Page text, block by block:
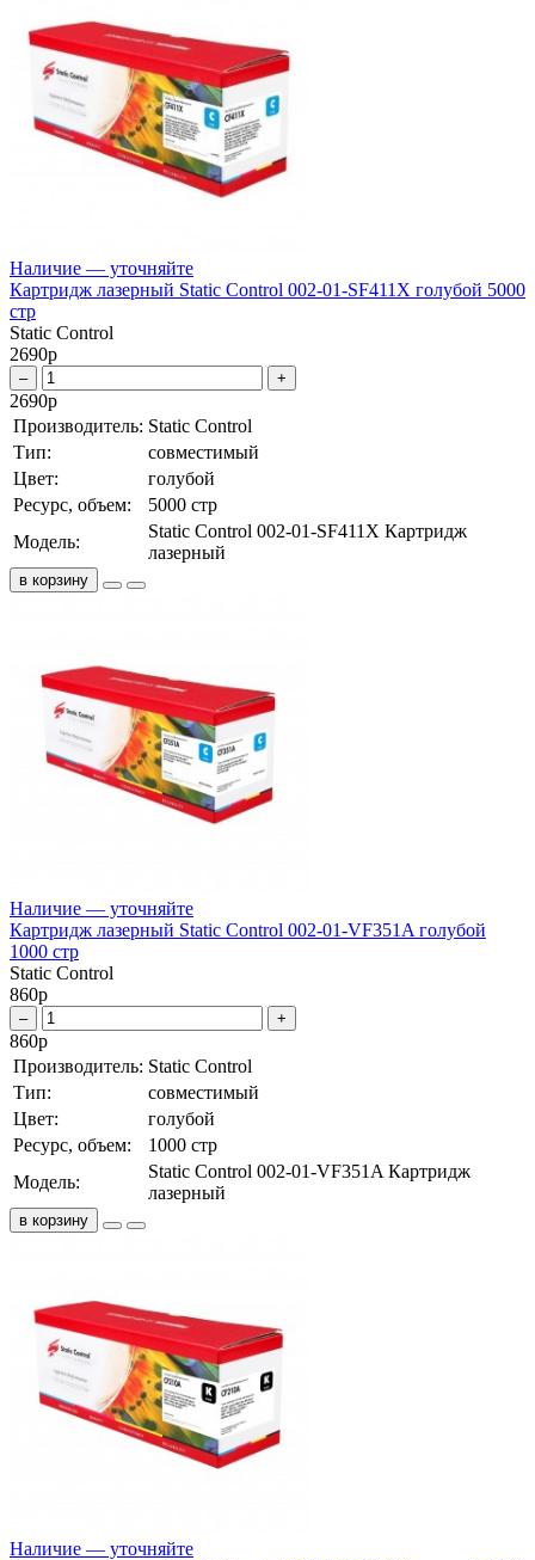
Наличие — уточняйте
Картридж лазерный Static Control 002-01-SF411X голубой 5000
стр
Static Control
2690р
– +
2690р
Производитель: Static Control
Тип:
совместимый
Цвет:
голубой
Ресурс, объем:
5000 стр
Модель:
Static Control 002-01-SF411X Картридж
лазерный
в корзину
Наличие — уточняйте
Картридж лазерный Static Control 002-01-VF351A голубой
1000 стр
Static Control
860р
– +
860р
Производитель: Static Control
Тип:
совместимый
Цвет:
голубой
Ресурс, объем:
1000 стр
Модель:
Static Control 002-01-VF351A Картридж
лазерный
в корзину
Наличие — уточняйте